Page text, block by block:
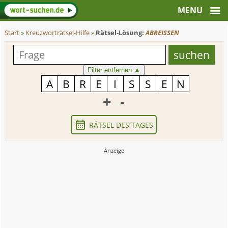
Start» Kreuzworträtsel-Hilfe» Rätsel-Lösung:ABREISSEN
Filter entfernen ▲
+ -
RÄTSEL DES TAGES